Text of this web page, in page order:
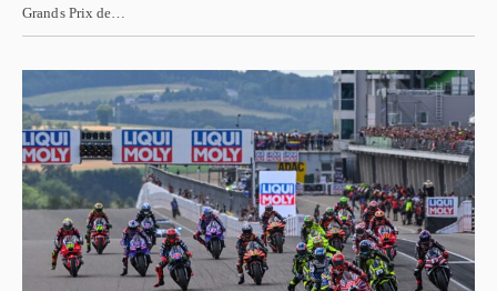
Grands Prix de…